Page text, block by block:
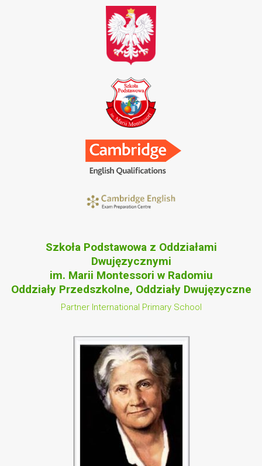
Szkoła Podstawowa z Oddziałami
Dwujęzycznymi
im. Marii Montessori w Radomiu
Oddziały Przedszkolne, Oddziały Dwujęzyczne
Partner International Primary School